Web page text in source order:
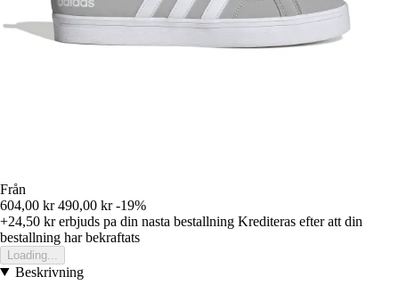
Från
604,00 kr 490,00 kr -19%
+24,50 krerbjuds pa din nasta bestallning Krediteras efter att din
bestallning har bekraftats
Loading...
Beskrivning